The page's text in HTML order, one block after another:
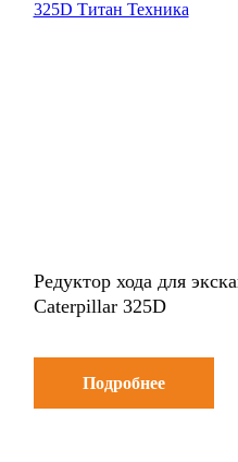
Редуктор хода для
Caterpillar 325D
Подробнее